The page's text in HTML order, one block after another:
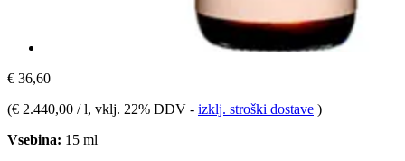
€ 36,60
(€ 2.440,00 / l, vklj. 22% DDV - izklj. stroški dostave )
Vsebina: 15 ml